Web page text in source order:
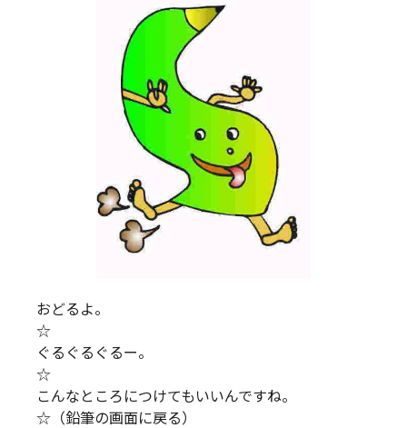
おどるよ。
☆
ぐるぐるぐるー。
☆
こんなところにつけてもいいんですね。
☆（鉛筆の画面に戻る）